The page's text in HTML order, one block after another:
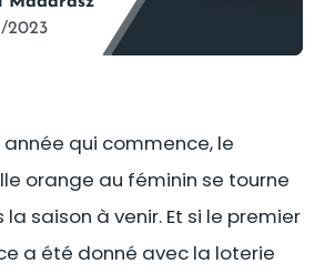
2023
qui commence, le
orange au féminin se tourne
saison à venir. Et si le premier
a été donné avec la loterie